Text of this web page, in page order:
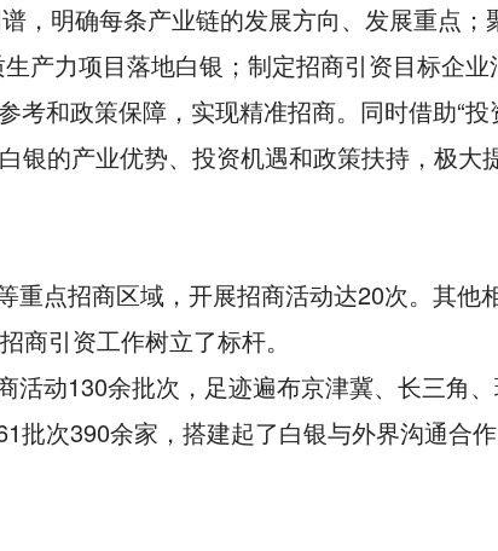
，明确每条产业链的发展方向、发展重点；
产力项目落地白银；制定招商引资目标企业
和政策保障，实现精准招商。同时借助“投
银的产业优势、投资机遇和政策扶持，极大
重点招商区域，开展招商活动达20次。其他
商引资工作树立了标杆。
活动130余批次，足迹遍布京津冀、长三角
批次390余家，搭建起了白银与外界沟通合